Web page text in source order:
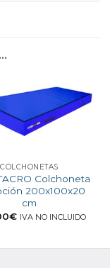
COLCHONETAS
Colchoneta
200x100x20
cm
€ IVA NO INCLUIDO